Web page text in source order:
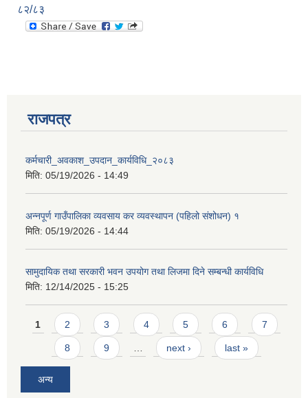
८२/८३
राजपत्र
कर्मचारी_अवकाश_उपदान_कार्यविधि_२०८३
मिति: 05/19/2026 - 14:49
अन्नपूर्ण गाउँपालिका व्यवसाय कर व्यवस्थापन (पहिलो संशोधन) १
मिति: 05/19/2026 - 14:44
सामुदायिक तथा सरकारी भवन उपयोग तथा लिजमा दिने सम्बन्धी कार्यविधि
मिति: 12/14/2025 - 15:25
Pages
1 2 3 4 5 6 7
8 9 next › last »
अन्य